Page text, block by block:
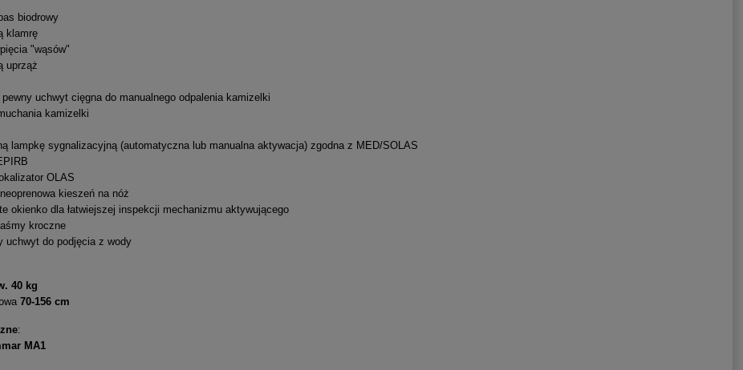
biodrowy
klamrę
"wąsów"
uprząż
uchwyt cięgna do manualnego odpalenia kamizelki
kamizelki
lampkę sygnalizacyjną (automatyczna lub manualna aktywacja) zgodna z MED/SOLAS
OLAS
kieszeń na nóż
okienko dla łatwiejszej inspekcji mechanizmu aktywującego
kroczne
uchwyt do podjęcia z wody
40 kg
70-156 cm
:
MA1